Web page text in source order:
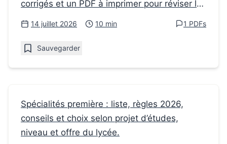
Français en Seconde
corrigés et un PDF à imprimer pour réviser le
commentaire composé.
14 juillet 2026 10 min 1 PDFs
Sauvegarder
Fiches de révision
Spécialités première : bien choisir ses 3
enseignements
Spécialités première : liste, règles 2026,
conseils et choix selon projet d’études,
niveau et offre du lycée.